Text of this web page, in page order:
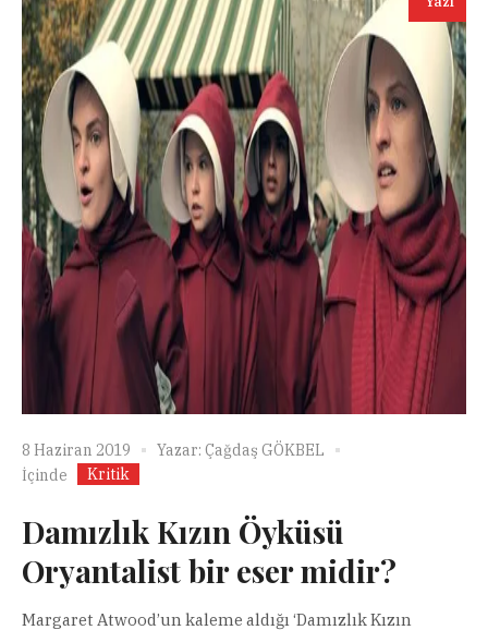
8 Haziran 2019 Yazar: Çağdaş GÖKBEL
İçinde
Kritik
Damızlık Kızın Öyküsü
Oryantalist bir eser midir?
Margaret Atwood’un kaleme aldığı ‘Damızlık Kızın